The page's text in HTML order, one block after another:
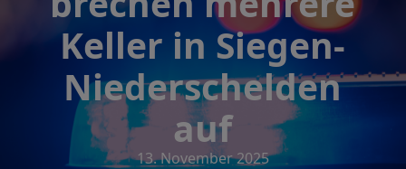
Keller in Siegen-
Niederschelden
auf
13. November 2025